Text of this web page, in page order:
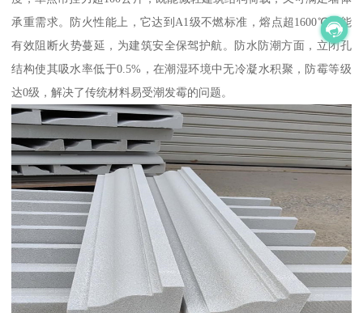
承重需求。防火性能上，它达到A1级不燃标准，熔点超1600℃，能
有效阻断火势蔓延，为建筑安全保驾护航。防水防潮方面，立闭孔
结构使其吸水率低于0.5%，在潮湿环境中无冷凝水积聚，防霉等级
达0级，解决了传统材料易受潮发霉的问题。